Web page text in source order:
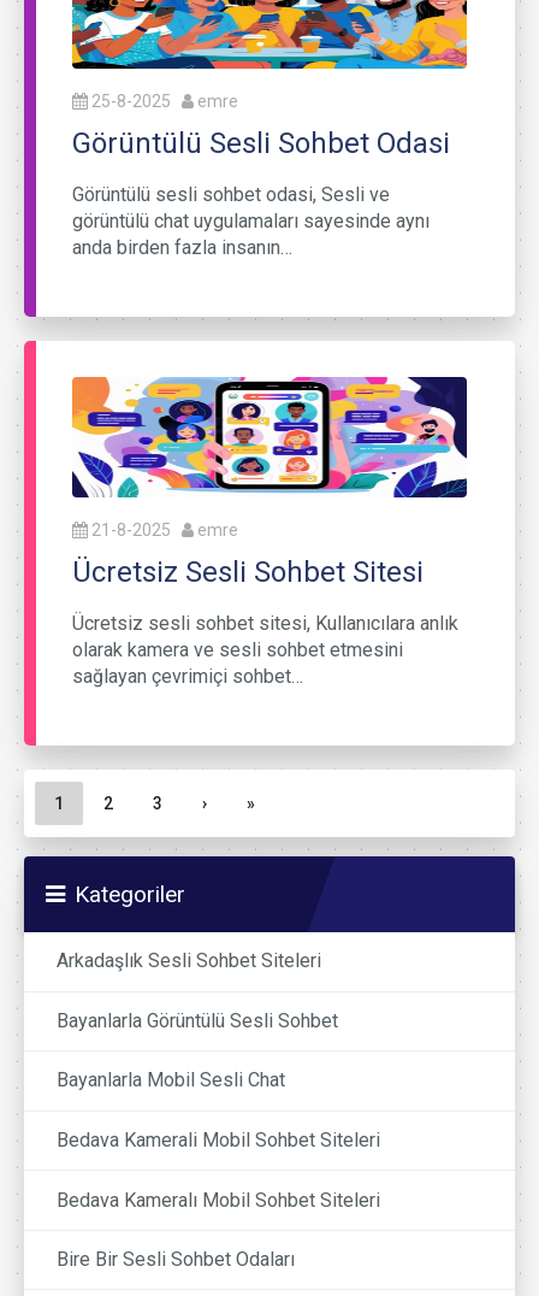
25-8-2025 emre
Görüntülü Sesli Sohbet Odasi
Görüntülü sesli sohbet odasi, Sesli ve
görüntülü chat uygulamaları sayesinde aynı
anda birden fazla insanın…
21-8-2025 emre
Ücretsiz Sesli Sohbet Sitesi
Ücretsiz sesli sohbet sitesi, Kullanıcılara anlık
olarak kamera ve sesli sohbet etmesini
sağlayan çevrimiçi sohbet…
Sayfa gezinme
Geçerli Sayfa
1 Sayfa
2 Sayfa
3 › »
Kategoriler
Arkadaşlık Sesli Sohbet Siteleri
Bayanlarla Görüntülü Sesli Sohbet
Bayanlarla Mobil Sesli Chat
Bedava Kamerali Mobil Sohbet Siteleri
Bedava Kameralı Mobil Sohbet Siteleri
Bire Bir Sesli Sohbet Odaları